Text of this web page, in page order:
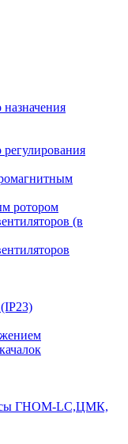
ротором
(в
ГНОМ-LC,ЦМК,